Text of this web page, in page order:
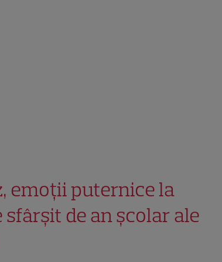
emoții puternice la
sfârșit de an școlar ale